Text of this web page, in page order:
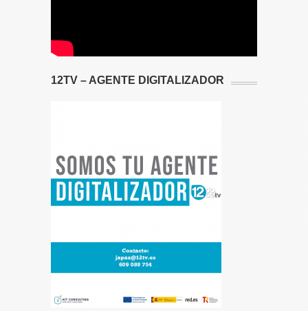
12TV – AGENTE DIGITALIZADOR